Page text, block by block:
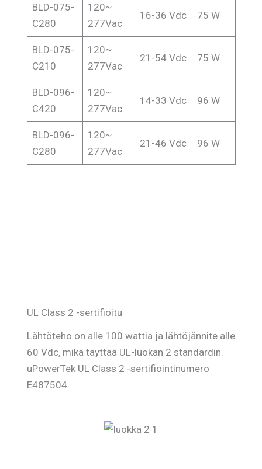
BLD-075-
C280
120~
277Vac
16-36 Vdc 75 W
BLD-075-
C210
120~
277Vac
21-54 Vdc 75 W
BLD-096-
C420
120~
277Vac
14-33 Vdc 96 W
BLD-096-
C280
120~
277Vac
21-46 Vdc 96 W
UL Class 2 -sertifioitu
Lähtöteho on alle 100 wattia ja lähtöjännite alle
60 Vdc, mikä täyttää UL-luokan 2 standardin.
uPowerTek UL Class 2 -sertifiointinumero
E487504